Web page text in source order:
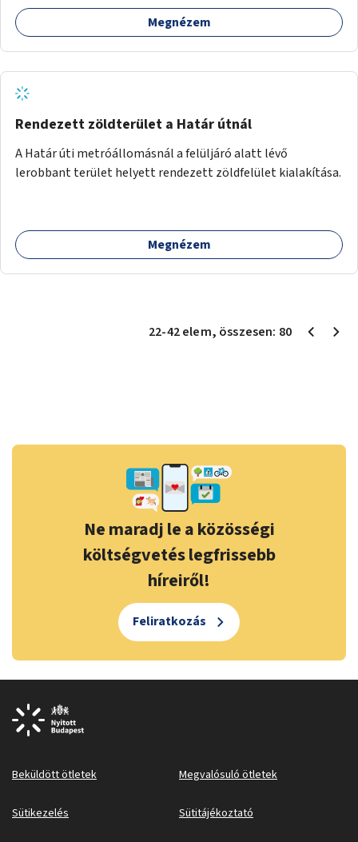
Megnézem
Rendezett zöldterület a Határ útnál
A Határ úti metróállomásnál a felüljáró alatt lévő
lerobbant terület helyett rendezett zöldfelület kialakítása.
Megnézem
22-42elem, összesen: 80
Ne maradj le a közösségi
költségvetés legfrissebb
híreiről!
Feliratkozás
Beküldött ötletek Megvalósuló ötletek
Sütikezelés Sütitájékoztató